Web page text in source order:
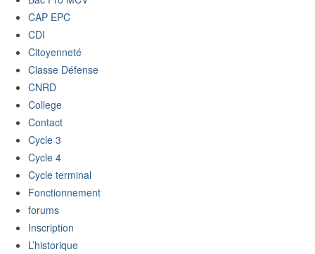
CAP EPC
CDI
Citoyenneté
Classe Défense
CNRD
College
Contact
Cycle 3
Cycle 4
Cycle terminal
Fonctionnement
forums
Inscription
L’historique